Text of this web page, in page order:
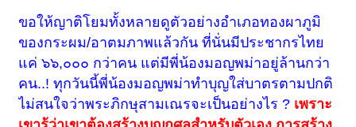
ขอให้ญาติโยมทั้งหลายดูตัวอย่างอำเภอทองผาภูมิ
ของกระผม/อาตมภาพแล้วกัน ที่นั่นมีประชากรไทย
แค่ ๖๖,๐๐๐ กว่าคน แต่มีพี่น้องมอญพม่าอยู่ล้านกว่า
คน..! ทุกวันนี้พี่น้องมอญพม่าทำบุญใส่บาตรตามปกติ
ไม่สนใจว่าพระภิกษุสามเณรจะเป็นอย่างไร ? เพราะ